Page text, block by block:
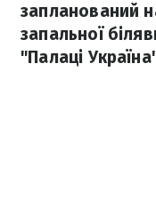
запланований
запальної
"Палаці